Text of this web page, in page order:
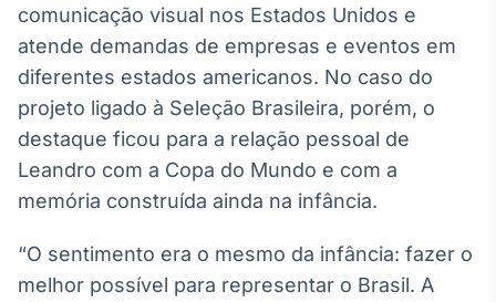
comunicação visual nos Estados Unidos e
atende demandas de empresas e eventos em
diferentes estados americanos. No caso do
projeto ligado à Seleção Brasileira, porém, o
destaque ficou para a relação pessoal de
Leandro com a Copa do Mundo e com a
memória construída ainda na infância.
“O sentimento era o mesmo da infância: fazer o
melhor possível para representar o Brasil. A